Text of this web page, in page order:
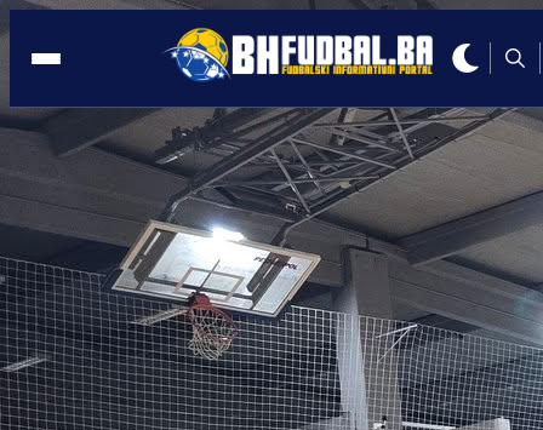
BUŽIM
21:38, 16.05.2026